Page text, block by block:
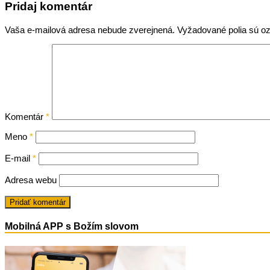
Pridaj komentár
Vaša e-mailová adresa nebude zverejnená. Vyžadované polia sú
Komentár *
Meno *
E-mail *
Adresa webu
Mobilná APP s Božím slovom